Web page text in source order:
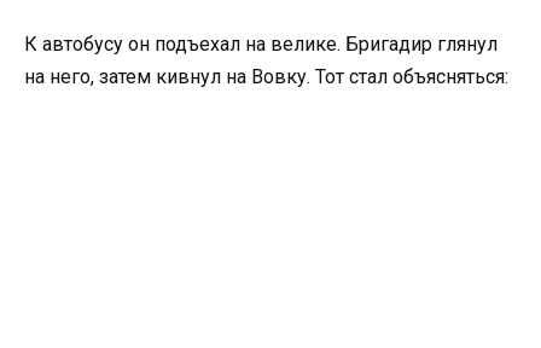
К автобусу он подъехал на велике. Бригадир глянул
на него, затем кивнул на Вовку. Тот стал объясняться: